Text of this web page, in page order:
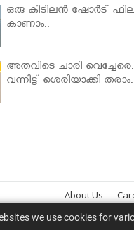
ഒരു കിടിലൻ ഷോർട്
കാണാം..
അതവിടെ ചാരി
വന്നിട്ട് ശെരിയാക്കി
About Us
we use cookies for